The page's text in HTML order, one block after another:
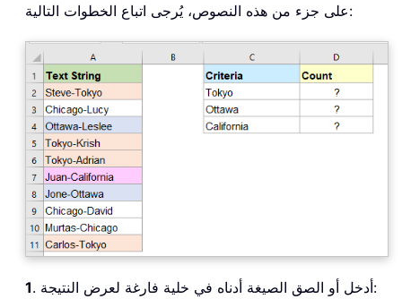
على جزء من هذه النصوص، يُرجى اتباع الخطوات التالية:
1 . أدخل أو الصق الصيغة أدناه في خلية فارغة لعرض النتيجة: